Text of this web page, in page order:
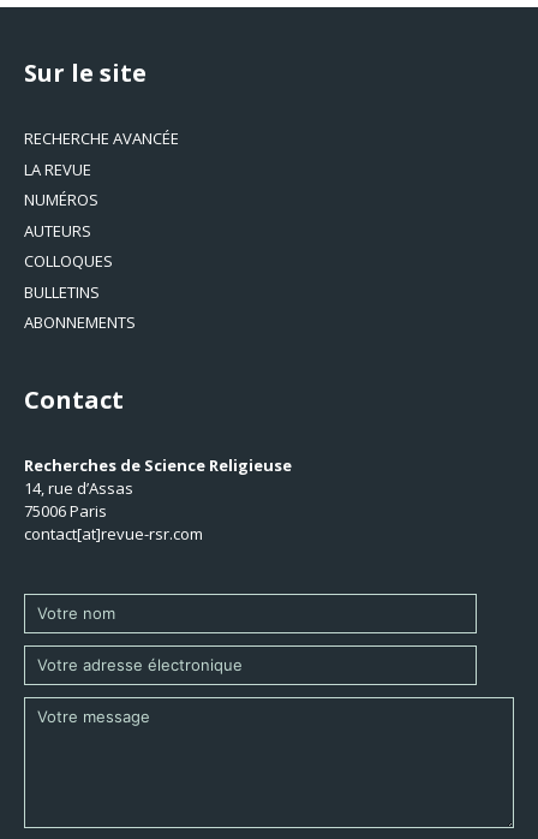
Sur le site
RECHERCHE AVANCÉE
LA REVUE
NUMÉROS
AUTEURS
COLLOQUES
BULLETINS
ABONNEMENTS
Contact
Recherches de Science Religieuse
14, rue d’Assas
75006 Paris
contact[at]revue-rsr.com